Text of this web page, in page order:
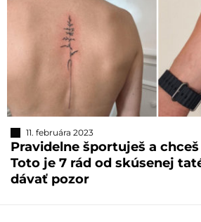
11. februára 2023
Pravidelne športuješ a
Toto je 7 rád od skúsenej
dávať pozor